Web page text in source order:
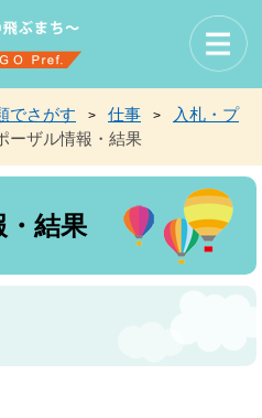
でさがす > 仕事 >
入札・プ
ーザル情報・結果
結果